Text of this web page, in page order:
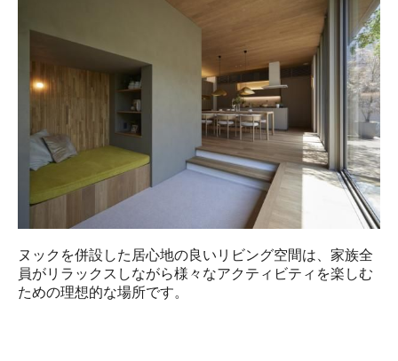
ヌックを併設した居心地の良いリビング空間は、家族全
員がリラックスしながら様々なアクティビティを楽しむ
ための理想的な場所です。